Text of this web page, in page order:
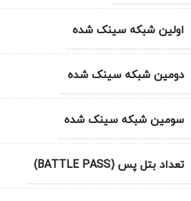
اولین شبکه سینک شده
دومین شبکه سینک شده
سومین شبکه سینک شده
تعداد بتل پس (BATTLE PASS)